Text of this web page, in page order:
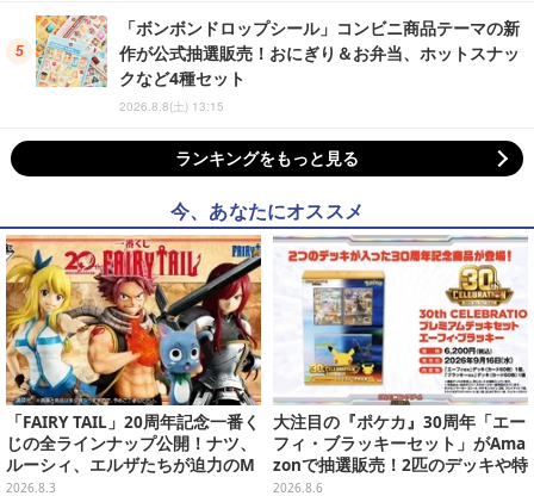
「ボンボンドロップシール」コンビニ商品テーマの新
作が公式抽選販売！おにぎり＆お弁当、ホットスナッ
クなど4種セット
2026.8.8(土) 13:15
ランキングをもっと見る
今、あなたにオススメ
「FAIRY TAIL」20周年記念一番く
じの全ラインナップ公開！ナツ、
ルーシィ、エルザたちが迫力のM
ASTERLISEで初登場
2026.8.3
大注目の『ポケカ』30周年「エー
フィ・ブラッキーセット」がAma
zonで抽選販売！2匹のデッキや特
別カードを収録
2026.8.6